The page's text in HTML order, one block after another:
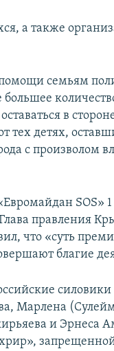
а также
семьям
в
тех детях,
с произволом
SOS» 1
правления
что «суть
благие
Марлена
и Эрнеса